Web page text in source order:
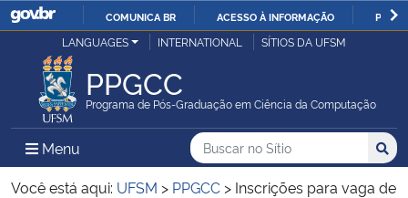
IR
COMUNICA BR ACESSO À INFORMAÇÃO
Ministério da Justiça e Segurança Pública
Ministério da Defesa
Ministério das Relações Exteriores
LANGUAGES INTERNATIONAL SÍTIOS DA UFSM
PPGCC
Programa de Pós-Graduação em Ciência da Computação
Menu Menu Principal do Sítio
Busca
Buscar no no Sítio
Busca:
Você está aqui: UFSM > PPGCC > Inscrições para vaga de